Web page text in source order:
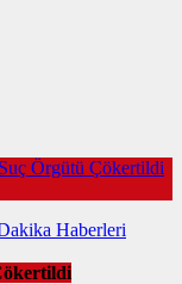
Örgütü Çökertildi
Haberleri